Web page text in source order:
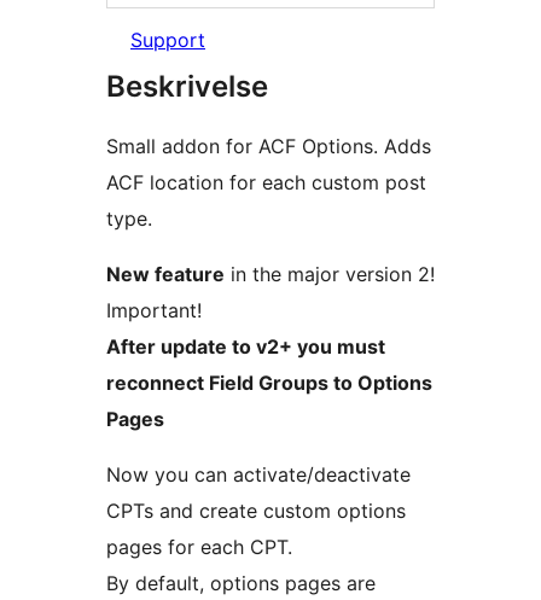
Support
Beskrivelse
Small addon for ACF Options. Adds
ACF location for each custom post
type.
New feature in the major version 2!
Important!
After update to v2+ you must
reconnect Field Groups to Options
Pages
Now you can activate/deactivate
CPTs and create custom options
pages for each CPT.
By default, options pages are